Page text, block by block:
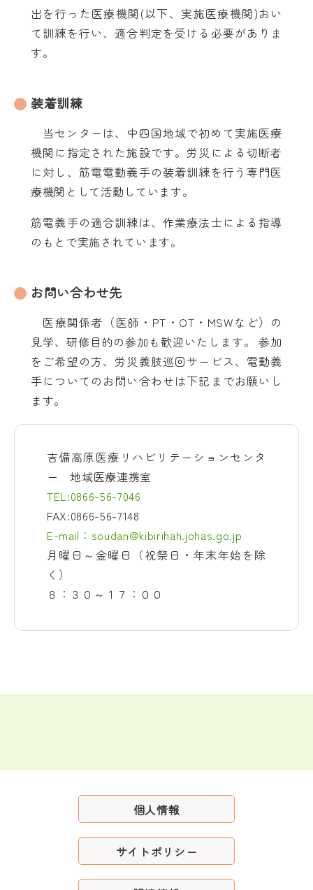
出を行った医療機関(以下、実施医療機関)おい
て訓練を行い、適合判定を受ける必要がありま
す。
装着訓練
当センターは、中四国地域で初めて実施医療
機関に指定された施設です。労災による切断者
に対し、筋電電動義手の装着訓練を行う専門医
療機関として活動しています。
筋電義手の適合訓練は、作業療法士による指導
のもとで実施されています。
お問い合わせ先
医療関係者（医師・PT・OT・MSWなど）の
見学、研修目的の参加も歓迎いたします。 参加
をご希望の方、労災義肢巡回サービス、電動義
手についてのお問い合わせは下記までお願いし
ます。
吉備高原医療リハビリテーションセンタ
ー 地域医療連携室
TEL:0866-56-7046
FAX:0866-56-7148
E-mail：soudan@kibirihah.johas.go.jp
月曜日～金曜日（祝祭日・年末年始を除
く）
８：３０～１７：００
個人情報
サイトポリシー